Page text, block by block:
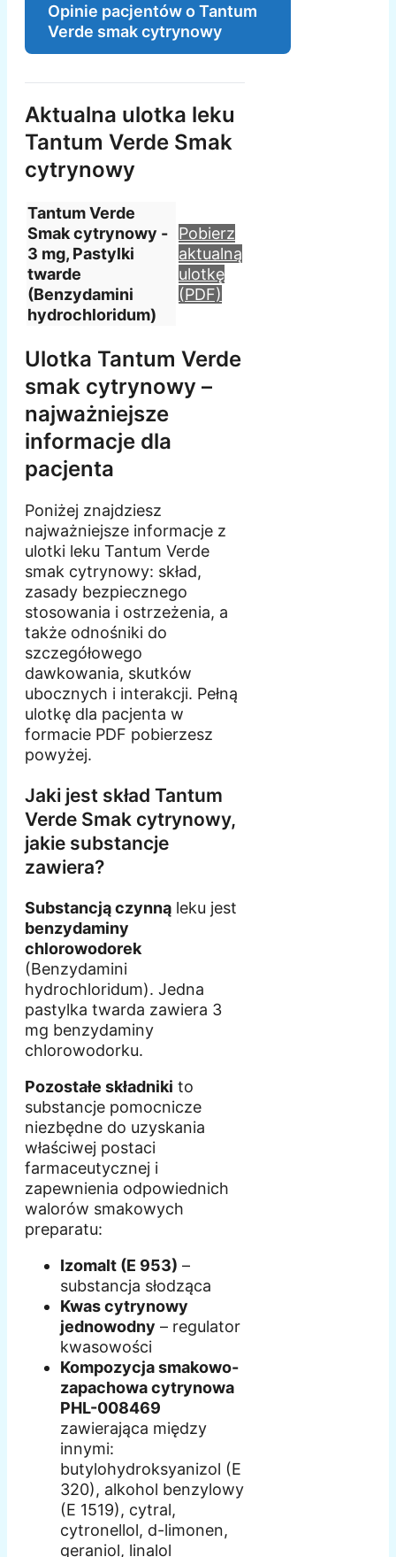
Opinie pacjentów o Tantum
Verde smak cytrynowy
Aktualna ulotka leku
Tantum Verde Smak
cytrynowy
Tantum Verde
Smak cytrynowy -
3 mg, Pastylki
twarde
(Benzydamini
hydrochloridum)
Pobierz
aktualną
ulotkę
(PDF)
Ulotka Tantum Verde
smak cytrynowy –
najważniejsze
informacje dla
pacjenta
Poniżej znajdziesz
najważniejsze informacje z
ulotki leku Tantum Verde
smak cytrynowy: skład,
zasady bezpiecznego
stosowania i ostrzeżenia, a
także odnośniki do
szczegółowego
dawkowania, skutków
ubocznych i interakcji. Pełną
ulotkę dla pacjenta w
formacie PDF pobierzesz
powyżej.
Jaki jest skład Tantum
Verde Smak cytrynowy,
jakie substancje
zawiera?
Substancją czynną leku jest
benzydaminy
chlorowodorek
(Benzydamini
hydrochloridum). Jedna
pastylka twarda zawiera 3
mg benzydaminy
chlorowodorku.
Pozostałe składniki to
substancje pomocnicze
niezbędne do uzyskania
właściwej postaci
farmaceutycznej i
zapewnienia odpowiednich
walorów smakowych
preparatu:
Izomalt (E 953) –
substancja słodząca
Kwas cytrynowy
jednowodny – regulator
kwasowości
Kompozycja smakowo-
zapachowa cytrynowa
PHL-008469
zawierająca między
innymi:
butylohydroksyanizol (E
320), alkohol benzylowy
(E 1519), cytral,
cytronellol, d-limonen,
geraniol, linalol